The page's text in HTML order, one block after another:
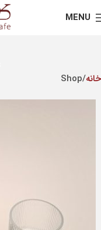
MENU
خانه Shop